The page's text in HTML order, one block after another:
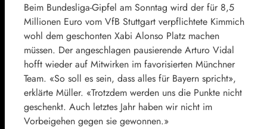
Beim Bundesliga-Gipfel am Sonntag wird der für 8,5
Millionen Euro vom VfB Stuttgart verpflichtete Kimmich
wohl dem geschonten Xabi Alonso Platz machen
müssen. Der angeschlagen pausierende Arturo Vidal
hofft wieder auf Mitwirken im favorisierten Münchner
Team. «So soll es sein, dass alles für Bayern spricht»,
erklärte Müller. «Trotzdem werden uns die Punkte nicht
geschenkt. Auch letztes Jahr haben wir nicht im
Vorbeigehen gegen sie gewonnen.»